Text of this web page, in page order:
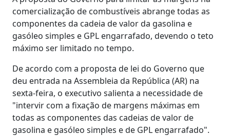
comercialização de combustíveis abrange todas as
componentes da cadeia de valor da gasolina e
gasóleo simples e GPL engarrafado, devendo o teto
máximo ser limitado no tempo.
De acordo com a proposta de lei do Governo que
deu entrada na Assembleia da República (AR) na
sexta-feira, o executivo salienta a necessidade de
"intervir com a fixação de margens máximas em
todas as componentes das cadeias de valor de
gasolina e gasóleo simples e de GPL engarrafado".